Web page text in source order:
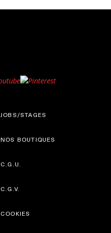
JOBS/STAGES
NOS BOUTIQUES
C.G.U.
C.G.V.
COOKIES